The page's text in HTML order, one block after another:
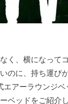
く、横になって
のに、持ち運び
アーラウンジ
ベッドをご紹介し